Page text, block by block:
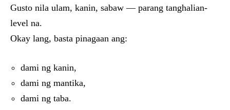
Gusto nila ulam, kanin, sabaw — parang tanghalian-
level na.
Okay lang, basta pinagaan ang:
dami ng kanin,
dami ng mantika,
dami ng taba.